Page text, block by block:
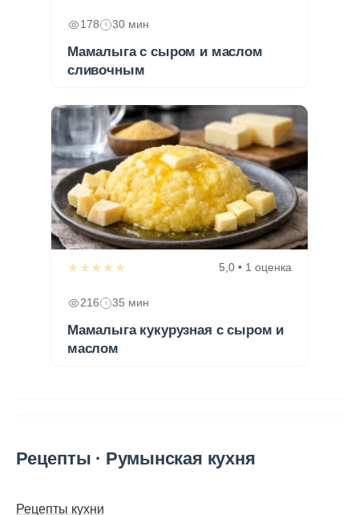
178 30 мин
Мамалыга с сыром и маслом
сливочным
★★★★★ 5,0 • 1 оценка
216 35 мин
Мамалыга кукурузная с сыром и
маслом
Рецепты · Румынская кухня
Рецепты кухни